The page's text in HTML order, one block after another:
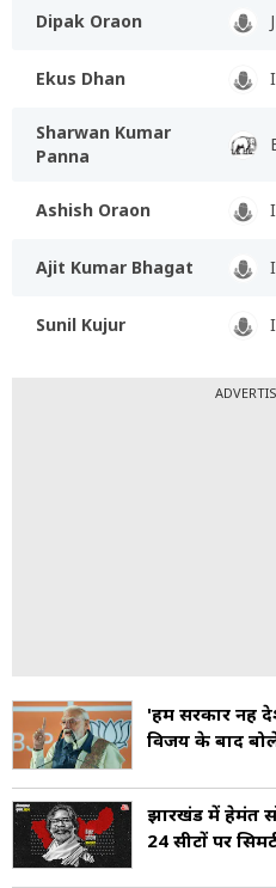
Dipak Oraon
Ekus Dhan
Sharwan Kumar
Panna
Ashish Oraon
Ajit Kumar Bhagat
Sunil Kujur
'हम सरकार नहीं
विजय के बाद
झारखंड में हेमंत
24 सीटों पर